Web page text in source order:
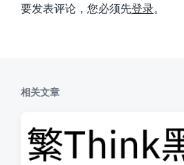
要发表评论，您必须先登录。
相关文章